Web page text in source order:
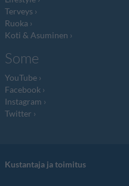
Terveys
Ruoka
Koti & Asuminen
Some
YouTube
Facebook
Instagram
Twitter
Kustantaja ja toimitus